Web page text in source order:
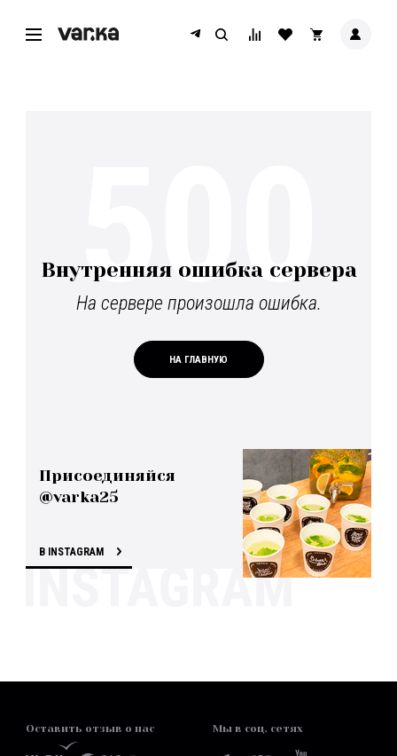
Внутренняя ошибка сервера
На сервере произошла ошибка.
НА ГЛАВНУЮ
500
Присоединяйся
@varka25
В INSTAGRAM
Оставить отзыв о нас Мы в соц. сетях